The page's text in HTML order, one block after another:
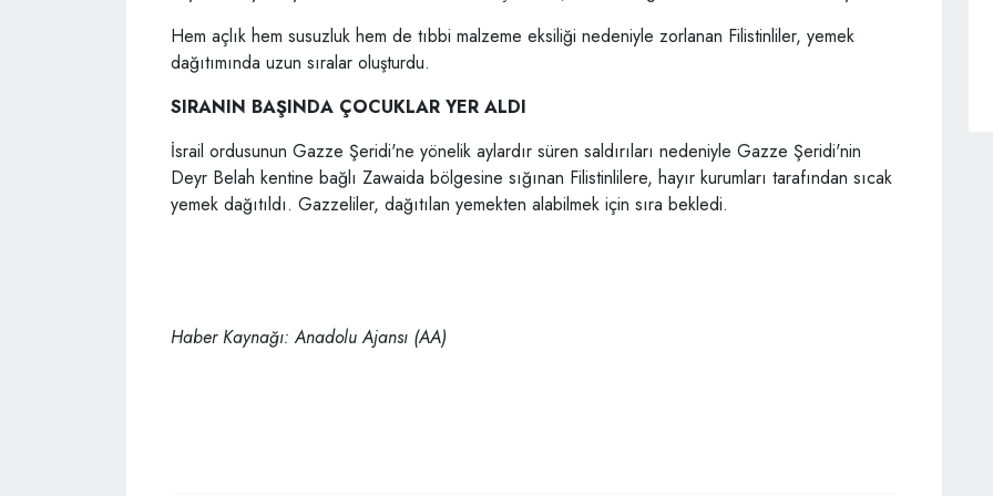
Hem açlık hem susuzluk hem de tıbbi malzeme eksiliği nedeniyle zorlanan Filistinliler, yemek
dağıtımında uzun sıralar oluşturdu.
SIRANIN BAŞINDA ÇOCUKLAR YER ALDI
İsrail ordusunun Gazze Şeridi'ne yönelik aylardır süren saldırıları nedeniyle Gazze Şeridi'nin
Deyr Belah kentine bağlı Zawaida bölgesine sığınan Filistinlilere, hayır kurumları tarafından sıcak
yemek dağıtıldı. Gazzeliler, dağıtılan yemekten alabilmek için sıra bekledi.
Haber Kaynağı: Anadolu Ajansı (AA)